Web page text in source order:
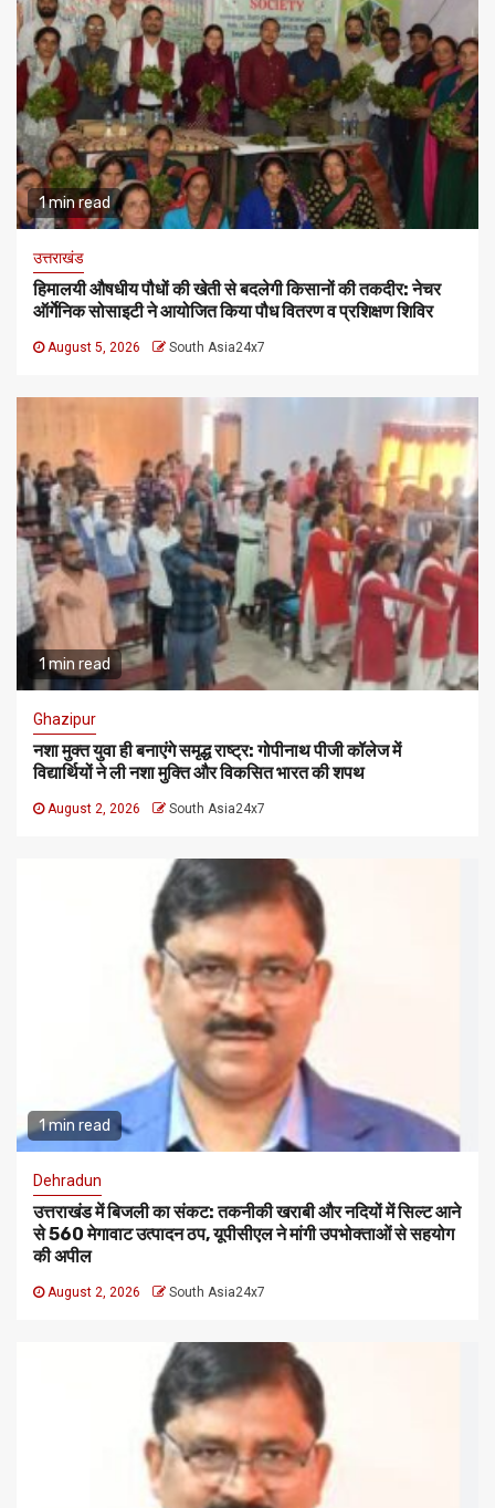
1 min read
उत्तराखंड
हिमालयी औषधीय पौधों की खेती से बदलेगी किसानों की तकदीर: नेचर
ऑर्गेनिक सोसाइटी ने आयोजित किया पौध वितरण व प्रशिक्षण शिविर
August 5, 2026 South Asia24x7
1 min read
Ghazipur
नशा मुक्त युवा ही बनाएंगे समृद्ध राष्ट्र: गोपीनाथ पीजी कॉलेज में
विद्यार्थियों ने ली नशा मुक्ति और विकसित भारत की शपथ
August 2, 2026 South Asia24x7
1 min read
Dehradun
उत्तराखंड में बिजली का संकट: तकनीकी खराबी और नदियों में सिल्ट आने
से 560 मेगावाट उत्पादन ठप, यूपीसीएल ने मांगी उपभोक्ताओं से सहयोग
की अपील
August 2, 2026 South Asia24x7